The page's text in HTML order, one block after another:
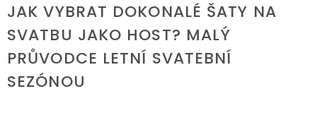
JAK VYBRAT DOKONALÉ ŠATY NA
SVATBU JAKO HOST? MALÝ
PRŮVODCE LETNÍ SVATEBNÍ
SEZÓNOU